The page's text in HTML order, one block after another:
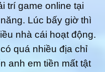
trí game online tại
Lúc bấy giờ thì
nhà cái hoạt động.
quá nhiều địa chỉ
anh em tiền mất tật